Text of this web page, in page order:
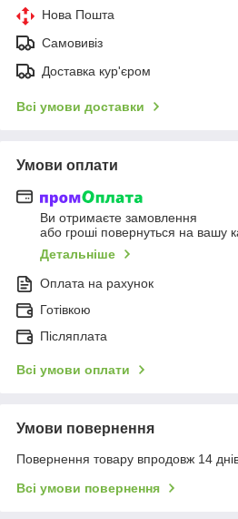
Нова Пошта
Самовивіз
Доставка кур'єром
Всі умови доставки
Умови оплати
Ви отримаєте замовлення
або гроші повернуться на вашу
Детальніше
Оплата на рахунок
Готівкою
Післяплата
Всі умови оплати
Умови повернення
Повернення товару впродовж 14
Всі умови повернення